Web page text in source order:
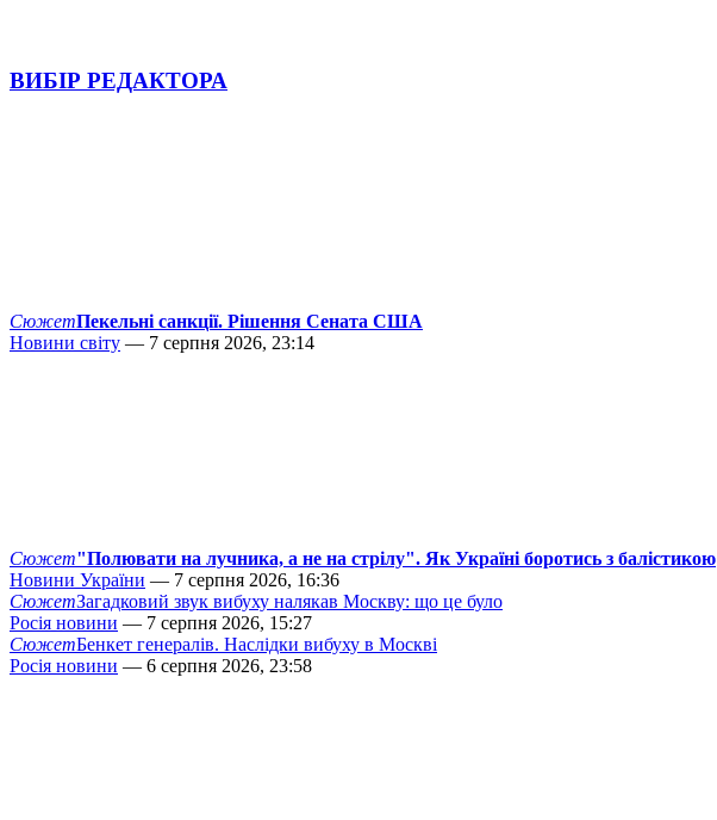
ВИБІР РЕДАКТОРА
СюжетПекельні санкції. Рішення Сената США
Новини світу — 7 серпня 2026, 23:14
Сюжет"Полювати на лучника, а не на стрілу". Як Україні боротись з балістикою
Новини України — 7 серпня 2026, 16:36
СюжетЗагадковий звук вибуху налякав Москву: що це було
Росія новини — 7 серпня 2026, 15:27
СюжетБенкет генералів. Наслідки вибуху в Москві
Росія новини — 6 серпня 2026, 23:58